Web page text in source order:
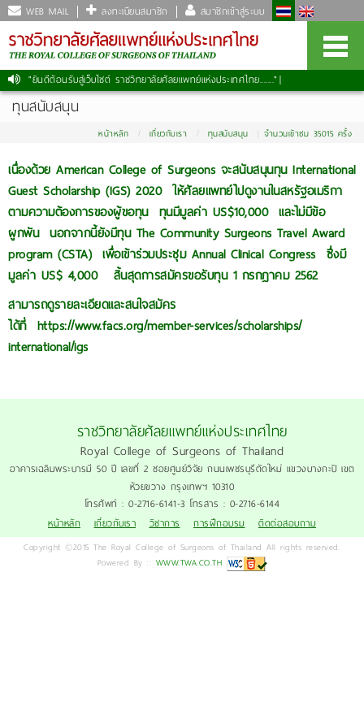
WEB MAIL ลงทะเบียนสมาชิก สมาชิกเข้าสู่ระบบ
"ยินดีต้อนรับสู่เว็บไซต์ ราชวิทยาลัยศัลยแพทย์แห่งประเทศไทย......." |
ทุนสนับสนุน
หน้าหลัก เกี่ยวกับเรา ทุนสนับสนุน จำนวนเข้าชม 35015 ครั้ง
เนื่องด้วย American College of Surgeons จะสนับสนุนทุน International
Guest Scholarship (IGS) 2020 ให้ศัลยแพทย์ไปดูงานในสหรัฐอเมริกา
ตามความต้องการของผู้ขอทุน ทุนมีมูลค่า US$10,000 และไม่มีข้อ
ผูกพัน นอกจากนี้ยังมีทุน The Community Surgeons Travel Award
program (CSTA) เพื่อเข้าร่วมประชุม Annual Clinical Congress ซึ่งมี
มูลค่า US$ 4,000 สิ้นสุดการสมัครขอรับทุน 1 กรกฎาคม 2562
สามารถดูรายละเอียดและสนใจสมัคร
ได้ที่ https://www.facs.org/member-services/scholarships/
international/igs
ราชวิทยาลัยศัลยแพทย์แห่งประเทศไทย
Royal College of Surgeons of Thailand
อาคารเฉลิมพระบารมี 50 ปี เลขที่ 2 ซอยศูนย์วิจัย ถนนเพชรบุรีตัดใหม่ แขวงบางกะปิ เขต
ห้วยขวาง กรุงเทพฯ 10310
โทรศัพท์ : 0-2716-6141-3 โทรสาร : 0-2716-6144
หน้าหลัก
เกี่ยวกับเรา วิชาการ การฝึกอบรม ติดต่อสอบถาม
Copyright ©2015 The Royal College of Surgeons of Thailand All rights reserved.
Powered By :: WWW.TWA.CO.TH